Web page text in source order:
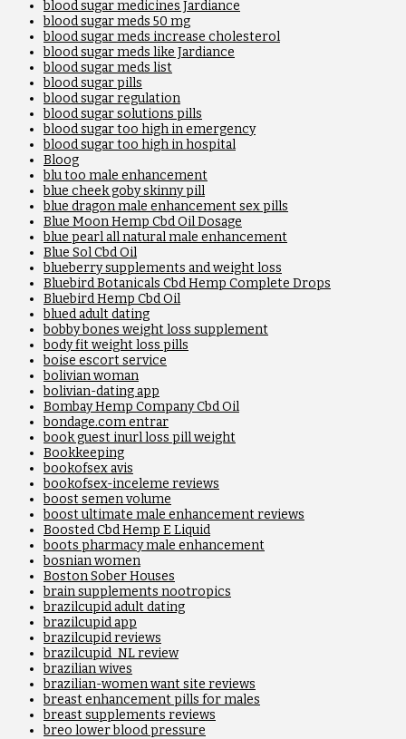
blood sugar medicines Jardiance
blood sugar meds 50 mg
blood sugar meds increase cholesterol
blood sugar meds like Jardiance
blood sugar meds list
blood sugar pills
blood sugar regulation
blood sugar solutions pills
blood sugar too high in emergency
blood sugar too high in hospital
Bloog
blu too male enhancement
blue cheek goby skinny pill
blue dragon male enhancement sex pills
Blue Moon Hemp Cbd Oil Dosage
blue pearl all natural male enhancement
Blue Sol Cbd Oil
blueberry supplements and weight loss
Bluebird Botanicals Cbd Hemp Complete Drops
Bluebird Hemp Cbd Oil
blued adult dating
bobby bones weight loss supplement
body fit weight loss pills
boise escort service
bolivian woman
bolivian-dating app
Bombay Hemp Company Cbd Oil
bondage.com entrar
book guest inurl loss pill weight
Bookkeeping
bookofsex avis
bookofsex-inceleme reviews
boost semen volume
boost ultimate male enhancement reviews
Boosted Cbd Hemp E Liquid
boots pharmacy male enhancement
bosnian women
Boston Sober Houses
brain supplements nootropics
brazilcupid adult dating
brazilcupid app
brazilcupid reviews
brazilcupid_NL review
brazilian wives
brazilian-women want site reviews
breast enhancement pills for males
breast supplements reviews
breo lower blood pressure